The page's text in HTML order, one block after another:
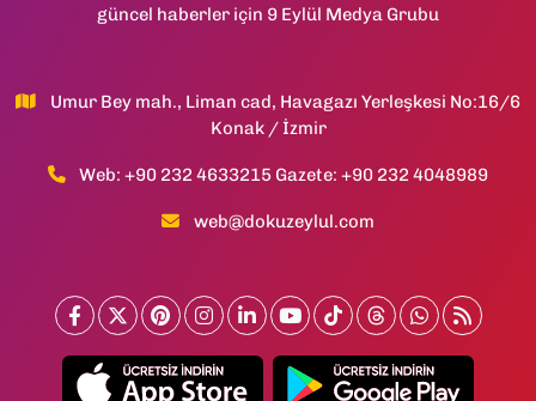
güncel haberler için 9 Eylül Medya Grubu
Umur Bey mah., Liman cad, Havagazı Yerleşkesi No:16/6
Konak / İzmir
Web: +90 232 4633215 Gazete: +90 232 4048989
web@dokuzeylul.com